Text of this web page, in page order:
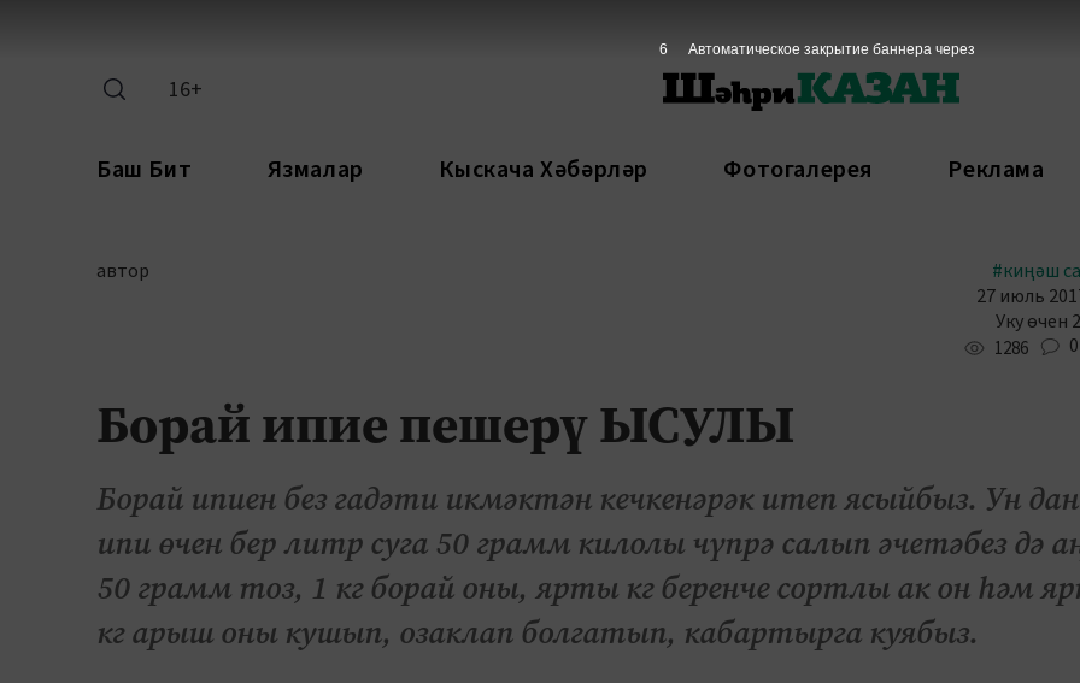
16+
Баш Бит Язмалар Кыскача Хәбәрләр Фотогалерея Реклама
автор
#киңәш
27 июль
Уку өчен
1286 0
Борай ипие пешерү ЫСУЛЫ
Борай ипиен без гадәти икмәктән кечкенәрәк итеп ясыйбыз. Ун
ипи өчен бер литр суга 50 грамм килолы чүпрә салып әчетәбез дә
50 грамм тоз, 1 кг борай оны, ярты кг беренче сорт­лы ак он һәм
кг арыш оны кушып, озаклап болгатып, кабартырга куябыз.
5 Автоматическое закрытие баннера через